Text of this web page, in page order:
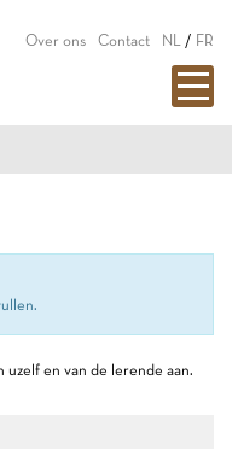
Over ons Contact NL / FR
uzelf en van de lerende aan.